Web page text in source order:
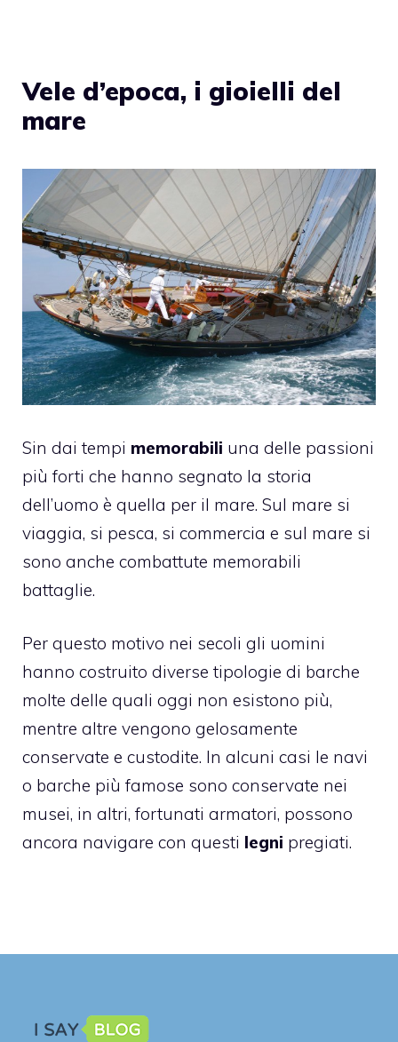
Vele d’epoca, i gioielli del
mare
Sin dai tempi memorabili una delle passioni
più forti che hanno segnato la storia
dell’uomo è quella per il mare. Sul mare si
viaggia, si pesca, si commercia e sul mare si
sono anche combattute memorabili
battaglie.
Per questo motivo nei secoli gli uomini
hanno costruito diverse tipologie di barche
molte delle quali oggi non esistono più,
mentre altre vengono gelosamente
conservate e custodite. In alcuni casi le navi
o barche più famose sono conservate nei
musei, in altri, fortunati armatori, possono
ancora navigare con questi legni pregiati.